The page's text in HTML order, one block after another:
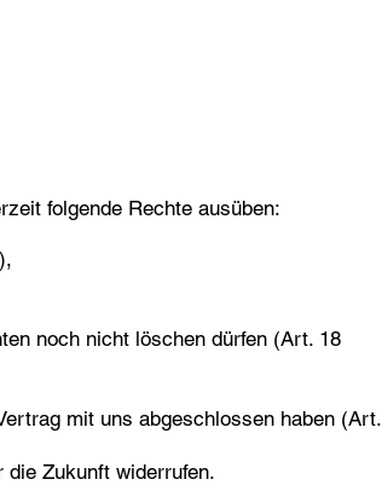
folgende Rechte ausüben:
noch nicht löschen dürfen (Art. 18
mit uns abgeschlossen haben (Art.
Zukunft widerrufen.